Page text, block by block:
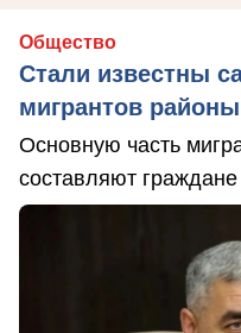
Общество
Стали известны
мигрантов
Основную часть
составляют граждане